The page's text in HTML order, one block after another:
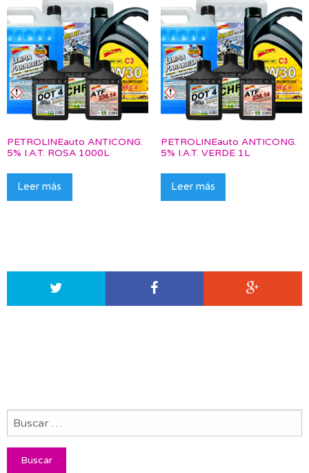
PETROLINEauto ANTICONG.
5% I.A.T. ROSA 1000L
Leer más
PETROLINEauto ANTICONG.
5% I.A.T. VERDE 1L
Leer más